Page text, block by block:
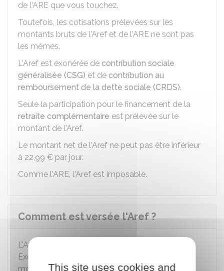
de l'ARE que vous touchez.
Toutefois, les cotisations prélevées sur les
montants bruts de l'Aref et de l'ARE ne sont pas
les mêmes.
L'Aref est exonérée de contribution sociale
généralisée (CSG) et de contribution au
remboursement de la dette sociale (CRDS).
Seule la participation pour le financement de la
retraite complémentaire est prélevée sur le
montant de l'Aref.
Le montant net de l'Aref ne peut pas être inférieur
à 22,99 € par jour.
Comme l'ARE, l'Aref est imposable.
Comment est versée l'Aref ?
L'Aref est versée chaque mois, à terme échu.
Exemple : début novembre pour l'allocation du
mois d'octobre.This site uses cookies and